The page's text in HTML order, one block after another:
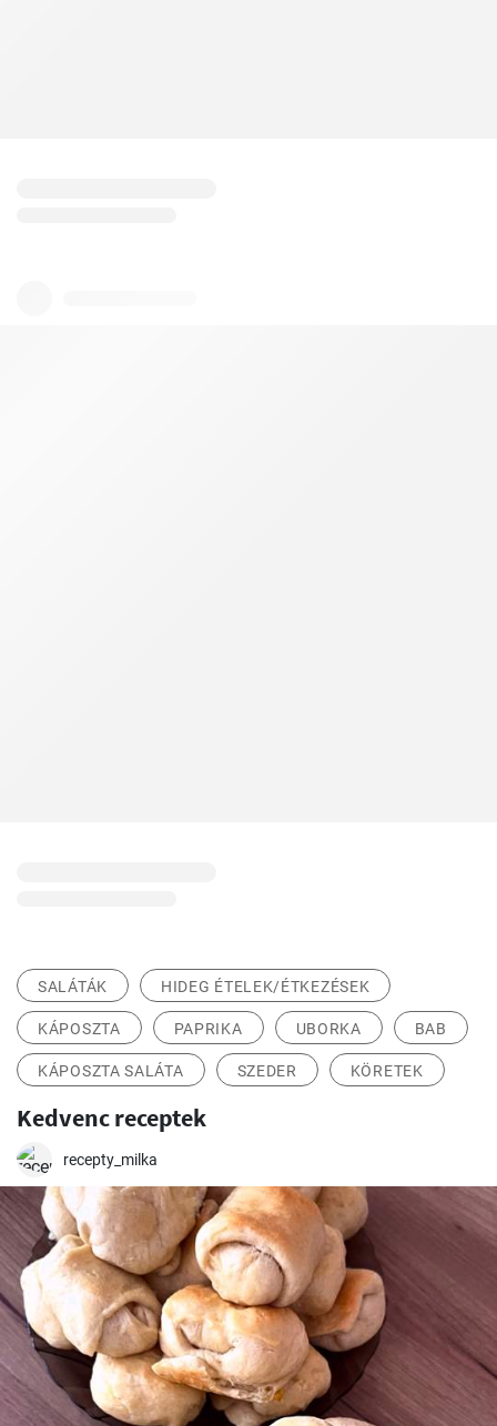
SALÁTÁK HIDEG ÉTELEK/ÉTKEZÉSEK
KÁPOSZTA PAPRIKA UBORKA BAB
KÁPOSZTA SALÁTA SZEDER KÖRETEK
Kedvenc receptek
recepty_milka